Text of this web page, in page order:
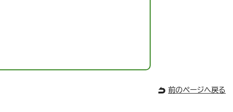
前のページへ戻る